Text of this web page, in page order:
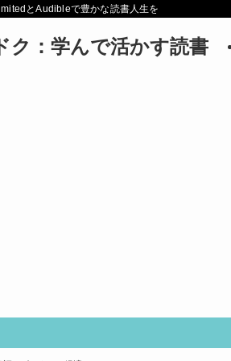
とAudibleで豊かな読書人生を
ク：学んで活かす読書